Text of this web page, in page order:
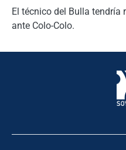
El técnico del Bulla tendría
ante Colo-Colo.